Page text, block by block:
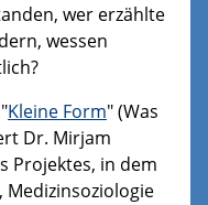
wer erzählte
wessen
Kleine Form" (Was
Dr. Mirjam
Projektes, in dem
Medizinsoziologie